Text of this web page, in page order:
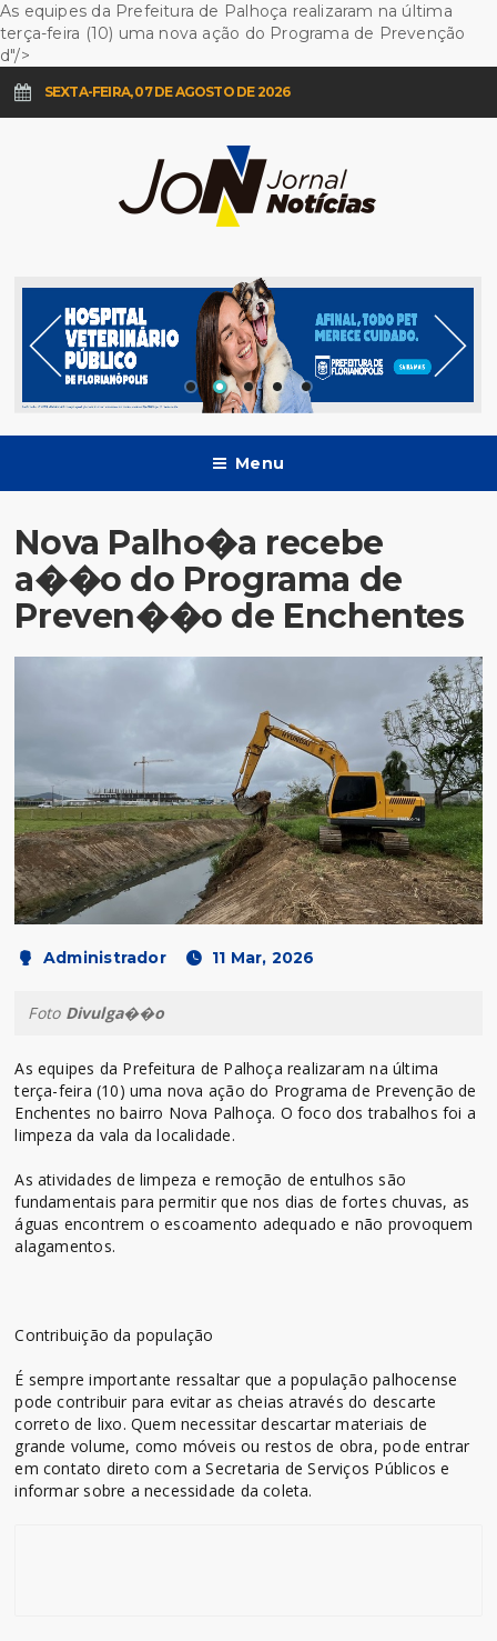
As equipes da Prefeitura de Palhoça realizaram na última
terça-feira (10) uma nova ação do Programa de Prevenção
d"/>
SEXTA-FEIRA, 07 DE AGOSTO DE 2026
Menu
Nova Palho�a recebe
a��o do Programa de
Preven��o de Enchentes
Administrador 11 Mar, 2026
Foto Divulga��o
As equipes da Prefeitura de Palhoça realizaram na última
terça-feira (10) uma nova ação do Programa de Prevenção de
Enchentes no bairro Nova Palhoça. O foco dos trabalhos foi a
limpeza da vala da localidade.
As atividades de limpeza e remoção de entulhos são
fundamentais para permitir que nos dias de fortes chuvas, as
águas encontrem o escoamento adequado e não provoquem
alagamentos.
Contribuição da população
É sempre importante ressaltar que a população palhocense
pode contribuir para evitar as cheias através do descarte
correto de lixo. Quem necessitar descartar materiais de
grande volume, como móveis ou restos de obra, pode entrar
em contato direto com a Secretaria de Serviços Públicos e
informar sobre a necessidade da coleta.